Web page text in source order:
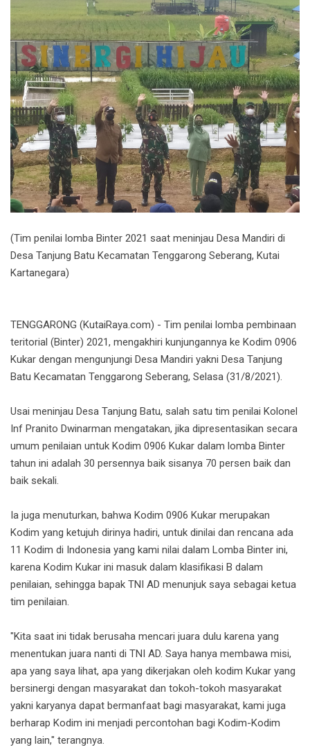
(Tim penilai lomba Binter 2021 saat meninjau Desa Mandiri di
Desa Tanjung Batu Kecamatan Tenggarong Seberang, Kutai
Kartanegara)
TENGGARONG (KutaiRaya.com) - Tim penilai lomba pembinaan
teritorial (Binter) 2021, mengakhiri kunjungannya ke Kodim 0906
Kukar dengan mengunjungi Desa Mandiri yakni Desa Tanjung
Batu Kecamatan Tenggarong Seberang, Selasa (31/8/2021).
Usai meninjau Desa Tanjung Batu, salah satu tim penilai Kolonel
Inf Pranito Dwinarman mengatakan, jika dipresentasikan secara
umum penilaian untuk Kodim 0906 Kukar dalam lomba Binter
tahun ini adalah 30 persennya baik sisanya 70 persen baik dan
baik sekali.
Ia juga menuturkan, bahwa Kodim 0906 Kukar merupakan
Kodim yang ketujuh dirinya hadiri, untuk dinilai dan rencana ada
11 Kodim di Indonesia yang kami nilai dalam Lomba Binter ini,
karena Kodim Kukar ini masuk dalam klasifikasi B dalam
penilaian, sehingga bapak TNI AD menunjuk saya sebagai ketua
tim penilaian.
"Kita saat ini tidak berusaha mencari juara dulu karena yang
menentukan juara nanti di TNI AD. Saya hanya membawa misi,
apa yang saya lihat, apa yang dikerjakan oleh kodim Kukar yang
bersinergi dengan masyarakat dan tokoh-tokoh masyarakat
yakni karyanya dapat bermanfaat bagi masyarakat, kami juga
berharap Kodim ini menjadi percontohan bagi Kodim-Kodim
yang lain," terangnya.